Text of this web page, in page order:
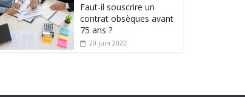
Faut-il souscrire un
contrat obsèques avant
75 ans ?
20 juin 2022